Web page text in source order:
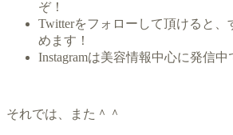
ぞ！
Twitterをフォローして頂けると
めます！
Instagramは美容情報中心に発信中
それでは、また＾＾